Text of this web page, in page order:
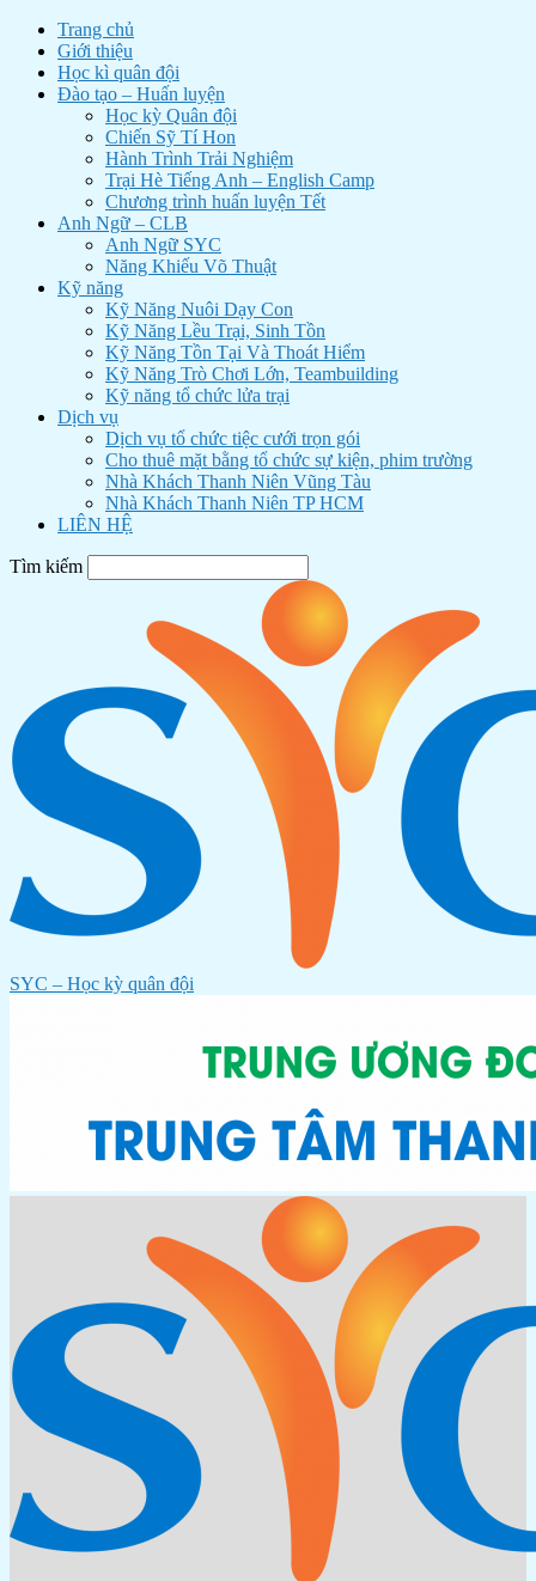
Trang chủ
Giới thiệu
Học kì quân đội
Đào tạo – Huấn luyện
Học kỳ Quân đội
Chiến Sỹ Tí Hon
Hành Trình Trải Nghiệm
Trại Hè Tiếng Anh – English Camp
Chương trình huấn luyện Tết
Anh Ngữ – CLB
Anh Ngữ SYC
Năng Khiếu Võ Thuật
Kỹ năng
Kỹ Năng Nuôi Dạy Con
Kỹ Năng Lều Trại, Sinh Tồn
Kỹ Năng Tồn Tại Và Thoát Hiểm
Kỹ Năng Trò Chơi Lớn, Teambuilding
Kỹ năng tổ chức lửa trại
Dịch vụ
Dịch vụ tổ chức tiệc cưới trọn gói
Cho thuê mặt bằng tổ chức sự kiện, phim trường
Nhà Khách Thanh Niên Vũng Tàu
Nhà Khách Thanh Niên TP HCM
LIÊN HỆ
Tìm kiếm
SYC – Học kỳ quân đội